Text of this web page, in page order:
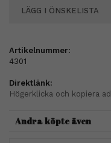
LÄGG I ÖNSKELISTA
Artikelnummer:
4301
Direktlänk:
Högerklicka och kopiera
Andra köpte även